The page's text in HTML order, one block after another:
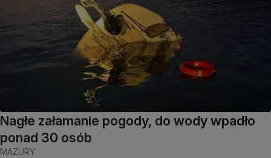
Nagłe załamanie pogody, do wody wpadło
ponad 30 osób
MAZURY